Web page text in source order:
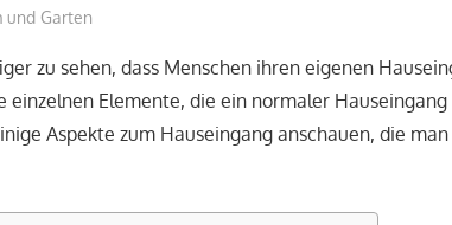
und Garten
zu sehen, dass Menschen ihren eigenen
einzelnen Elemente, die ein normaler
Aspekte zum Hauseingang anschauen, die